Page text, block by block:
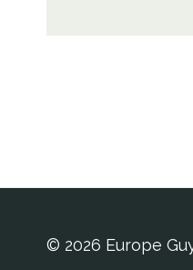
© 2026 Europe